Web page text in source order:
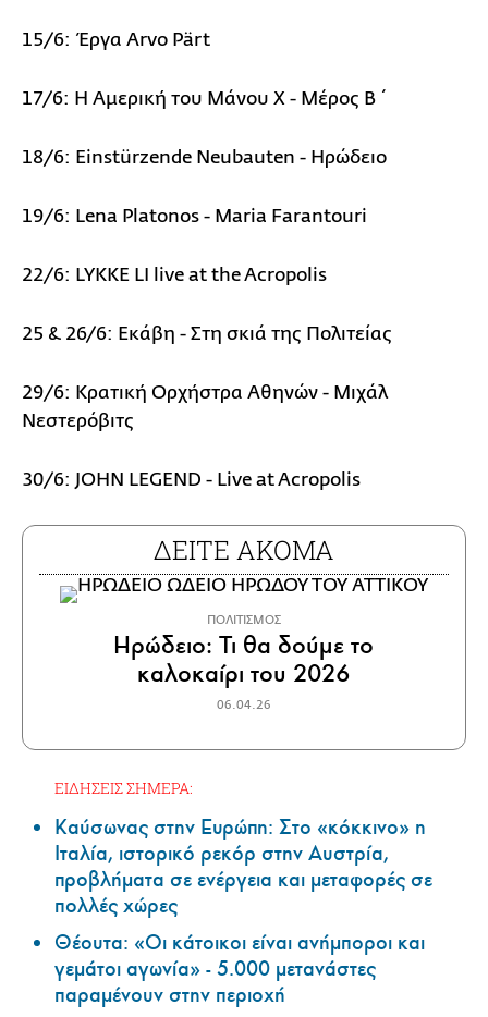
15/6: Έργα Arvo Pärt
17/6: Η Αμερική του Μάνου Χ - Μέρος B΄
18/6: Einstürzende Neubauten - Ηρώδειο
19/6: Lena Platonos - Maria Farantouri
22/6: LYKKE LI live at the Acropolis
25 & 26/6: Εκάβη - Στη σκιά της Πολιτείας
29/6: Κρατική Ορχήστρα Αθηνών - Μιχάλ
Νεστερόβιτς
30/6: JOHN LEGEND - Live at Acropolis
ΔΕΙΤΕ ΑΚΟΜΑ
ΠΟΛΙΤΙΣΜΟΣ
Ηρώδειο: Τι θα δούμε το
καλοκαίρι του 2026
06.04.26
ΕΙΔΗΣΕΙΣ ΣΗΜΕΡΑ:
Καύσωνας στην Ευρώπη: Στο «κόκκινο» η
Ιταλία, ιστορικό ρεκόρ στην Αυστρία,
προβλήματα σε ενέργεια και μεταφορές σε
πολλές χώρες
Θέουτα: «Οι κάτοικοι είναι ανήμποροι και
γεμάτοι αγωνία» - 5.000 μετανάστες
παραμένουν στην περιοχή